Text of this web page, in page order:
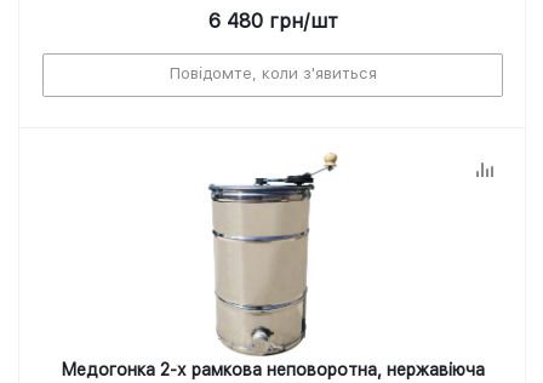
6 480грн/шт
Повідомте, коли з'явиться
Медогонка 2-х рамкова неповоротна, нержавіюча